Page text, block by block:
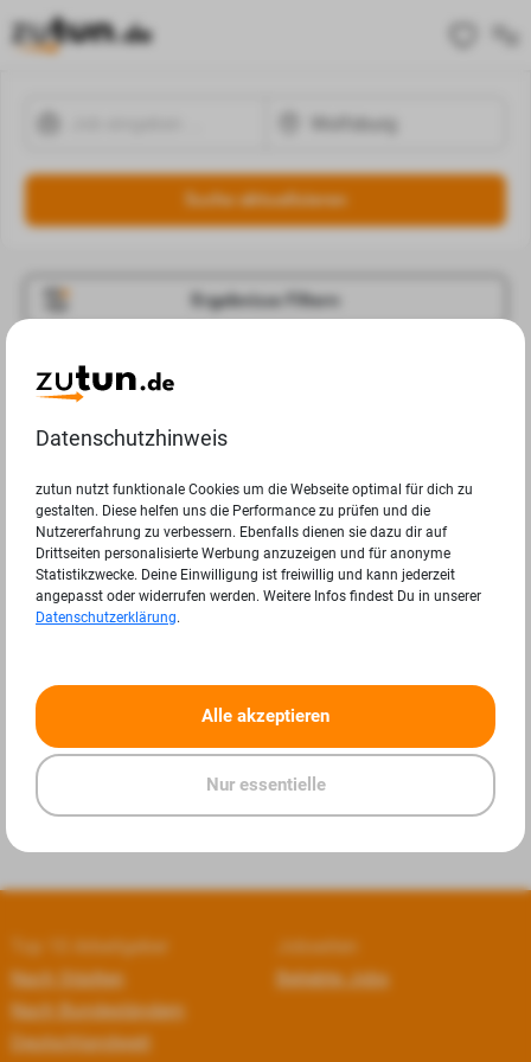
Suche aktualisieren
Ergebnisse Filtern
Jobangebote
Ergebnisse.
« »
Top 10 Arbeitgeber
Nach Städten
Nach Bundesländern
Deutschlandweit
Jobseiten
Beliebte Jobs
Datenschutzhinweis
zutun nutzt funktionale Cookies um die Webseite optimal für dich zu
gestalten. Diese helfen uns die Performance zu prüfen und die
Nutzererfahrung zu verbessern. Ebenfalls dienen sie dazu dir auf
Drittseiten personalisierte Werbung anzuzeigen und für anonyme
Statistikzwecke. Deine Einwilligung ist freiwillig und kann jederzeit
angepasst oder widerrufen werden. Weitere Infos findest Du in unserer
Datenschutzerklärung.
Alle akzeptieren
Nur essentielle